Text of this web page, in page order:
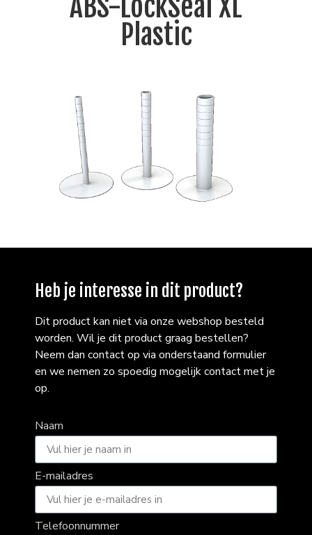
ABS-LockSeal XL
Plastic
Heb je interesse in dit product?
Dit product kan niet via onze webshop besteld
worden. Wil je dit product graag bestellen?
Neem dan contact op via onderstaand formulier
en we nemen zo spoedig mogelijk contact met je
op.
Naam
E-mailadres
Telefoonnummer